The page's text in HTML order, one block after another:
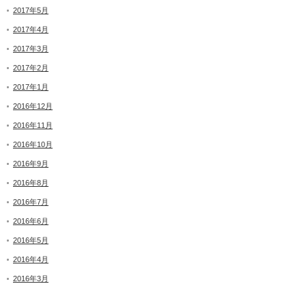
2017年5月
2017年4月
2017年3月
2017年2月
2017年1月
2016年12月
2016年11月
2016年10月
2016年9月
2016年8月
2016年7月
2016年6月
2016年5月
2016年4月
2016年3月